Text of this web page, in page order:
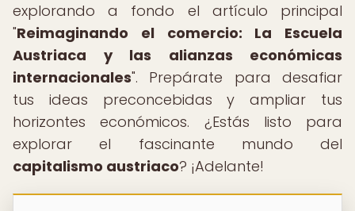
explorando a fondo el artículo principal
"Reimaginando el comercio: La Escuela
Austriaca y las alianzas económicas
internacionales". Prepárate para desafiar
tus ideas preconcebidas y ampliar tus
horizontes económicos. ¿Estás listo para
explorar el fascinante mundo del
capitalismo austriaco? ¡Adelante!